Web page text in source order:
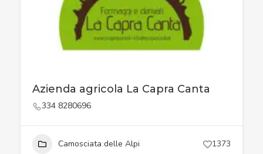
Azienda agricola La Capra Canta
334 8280696
Camosciata delle Alpi 1373